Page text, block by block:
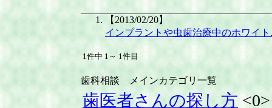
【2013/02/20】
インプラントや虫歯治療中のホワイ
1件中 1～ 1件目
歯科相談 メインカテゴリ一覧
歯医者さんの探し方 <0>